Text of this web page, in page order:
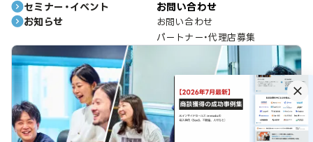
セミナー・イベント
お知らせ
お問い合わせ
お問い合わせ
パートナー・代理店募集